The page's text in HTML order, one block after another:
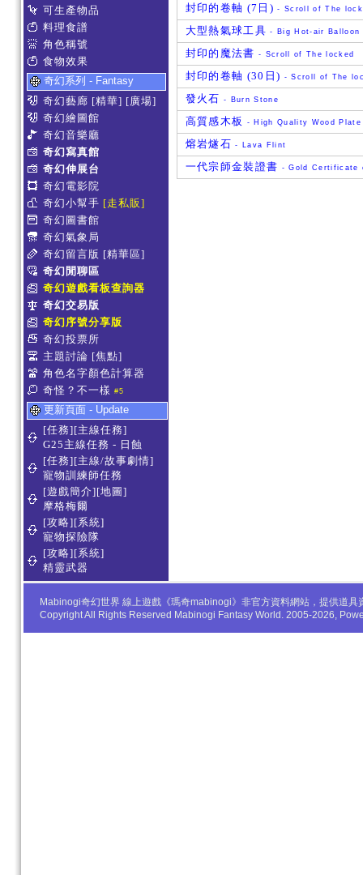
可生產物品
料理食譜
角色稱號
食物效果
奇幻系列 - Fantasy
奇幻藝廊 [精華] [廣場]
奇幻繪圖館
奇幻音樂廳
奇幻寫真館
奇幻伸展台
奇幻電影院
奇幻小幫手 [走私販]
奇幻圖書館
奇幻氣象局
奇幻留言版 [精華區]
奇幻閒聊區
奇幻遊戲看板查詢器
奇幻交易版
奇幻序號分享版
奇幻投票所
主題討論 [焦點]
角色名字顏色計算器
奇怪？不一樣 #5
更新頁面 - Update
[任務][主線任務]
G25主線任務 - 日蝕
[任務][主線/故事劇情]
寵物訓練師任務
[遊戲簡介][地圖]
摩格梅爾
[攻略][系統]
寵物探險隊
[攻略][系統]
精靈武器
封印的卷軸 (7日) - Scroll of The
大型熱氣球工具 - Big Hot-air Balloon
封印的魔法書 - Scroll of The locked
封印的卷軸 (30日) - Scroll of The
發火石 - Burn Stone
高質感木板 - High Quality Wood Plate
熔岩燧石 - Lava Flint
一代宗師金裝證書 - Gold Certificate
Mabinogi奇幻世界 線上遊戲《瑪奇mabinogi》非官方資料網站，提供道
Copyright All Rights Reserved Mabinogi Fantasy World. 2005-2026,